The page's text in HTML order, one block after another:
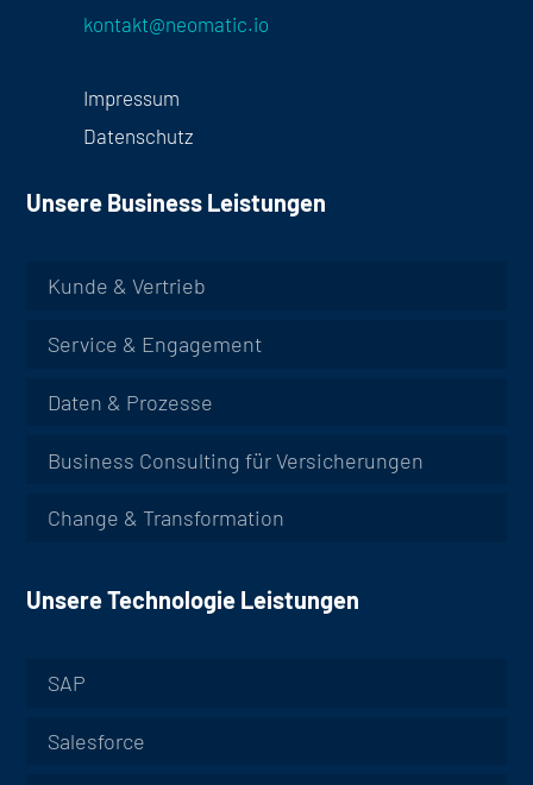
kontakt@neomatic.io
Impressum
Datenschutz
Unsere Business Leistungen
Kunde & Vertrieb
Service & Engagement
Daten & Prozesse
Business Consulting für Versicherungen
Change & Transformation
Unsere Technologie Leistungen
SAP
Salesforce